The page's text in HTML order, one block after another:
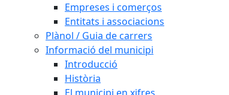
Empreses i comerços
Entitats i associacions
Plànol / Guia de carrers
Informació del municipi
Introducció
Història